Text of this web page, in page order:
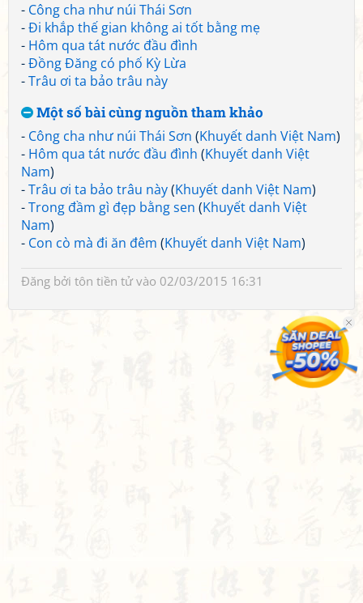
- Công cha như núi Thái Sơn
-Đi khắp thế gian không ai tốt bằng mẹ
- Hôm qua tát nước đầu đình
-Đồng Đăng có phố Kỳ Lừa
-Trâu ơi ta bảo trâu này
Một số bài cùng nguồn tham khảo
- Công cha như núi Thái Sơn (Khuyết danh Việt Nam)
- Hôm qua tát nước đầu đình (Khuyết danh Việt
Nam)
-Trâu ơi ta bảo trâu này(Khuyết danh Việt Nam)
-Trong đầm gì đẹp bằng sen (Khuyết danh Việt
Nam)
- Con cò mà đi ăn đêm (Khuyết danh Việt Nam)
Đăng bởi tôn tiền tửvào 02/03/2015 16:31